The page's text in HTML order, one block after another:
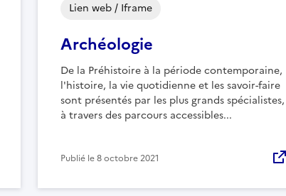
Archéologie
De la Préhistoire à la période contemporaine,
l'histoire, la vie quotidienne et les savoir-faire
sont présentés par les plus grands spécialistes,
à travers des parcours accessibles...
Lien web / Iframe
Publié le8 octobre 2021